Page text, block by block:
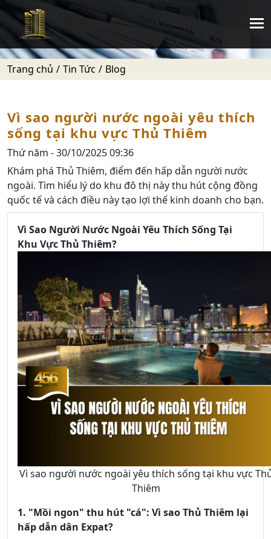
Trang chủ Tin Tức Blog
Vì sao người nước ngoài yêu thích
sống tại khu vực Thủ Thiêm
Thứ năm - 30/10/2025 09:36
Khám phá Thủ Thiêm, điểm đến hấp dẫn người nước
ngoài. Tìm hiểu lý do khu đô thị này thu hút cộng đồng
quốc tế và cách điều này tạo lợi thế kinh doanh cho bạn.
Vì Sao Người Nước Ngoài Yêu Thích Sống Tại
Khu Vực Thủ Thiêm?
Vì sao người nước ngoài yêu thích sống tại khu vực
Thiêm
1. "Mồi ngon" thu hút "cá": Vì sao Thủ Thiêm lại
hấp dẫn dân Expat?